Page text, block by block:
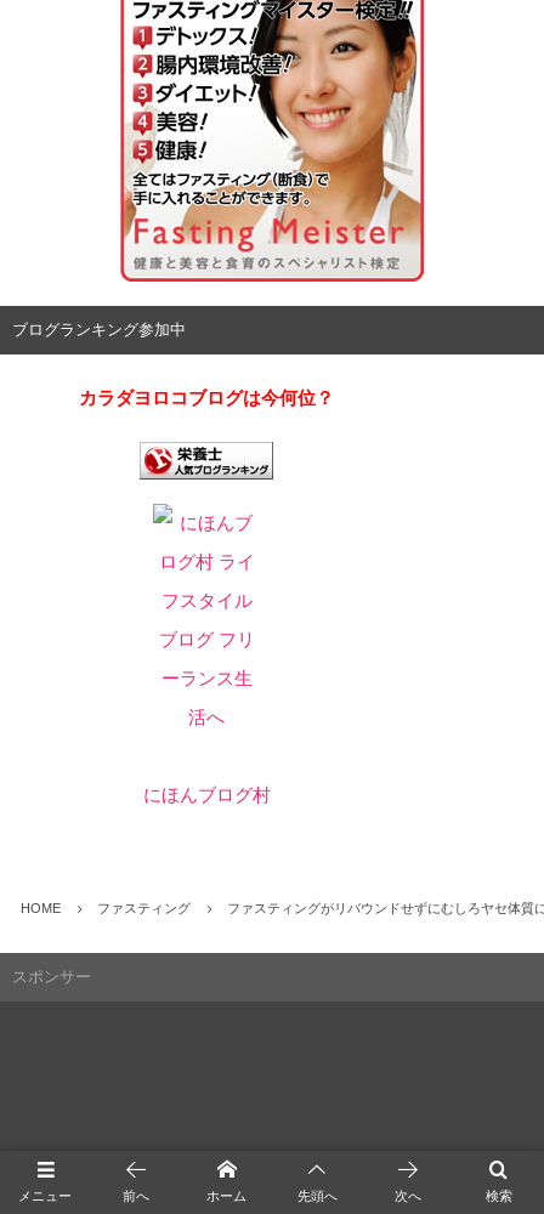
ブログランキング参加中
カラダヨロコブログは今何位？
にほんブログ村
HOME ファスティング ファスティングがリバウンドせずにむしろヤセ体質
スポンサー
メニュー 検索
前へ ホーム 先頭へ 次へ